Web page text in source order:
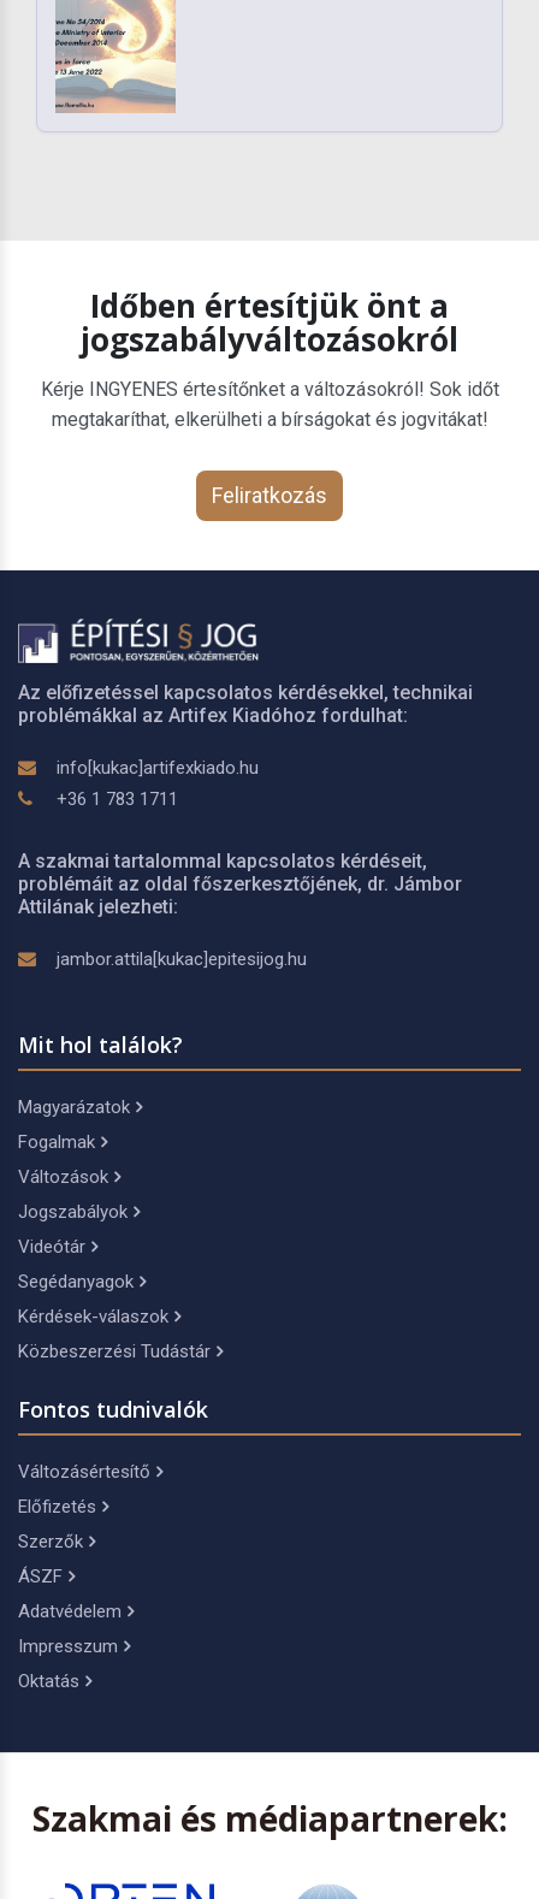
Időben értesítjük önt a
jogszabályváltozásokról
Kérje INGYENES értesítőnket a változásokról! Sok időt
megtakaríthat, elkerülheti a bírságokat és jogvitákat!
Feliratkozás
Az előfizetéssel kapcsolatos kérdésekkel, technikai
problémákkal az Artifex Kiadóhoz fordulhat:
info[kukac]artifexkiado.hu
+36 1 783 1711
A szakmai tartalommal kapcsolatos kérdéseit,
problémáit az oldal főszerkesztőjének, dr. Jámbor
Attilának jelezheti:
jambor.attila[kukac]epitesijog.hu
Mit hol találok?
Magyarázatok
Fogalmak
Változások
Jogszabályok
Videótár
Segédanyagok
Kérdések-válaszok
Közbeszerzési Tudástár
Fontos tudnivalók
Változásértesítő
Előfizetés
Szerzők
ÁSZF
Adatvédelem
Impresszum
Oktatás
Szakmai és médiapartnerek: